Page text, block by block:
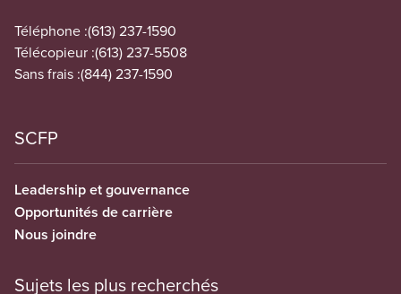
Téléphone :(613) 237-1590
Télécopieur :(613) 237-5508
Sans frais :(844) 237-1590
SCFP
Leadership et gouvernance
Opportunités de carrière
Nous joindre
Sujets les plus recherchés